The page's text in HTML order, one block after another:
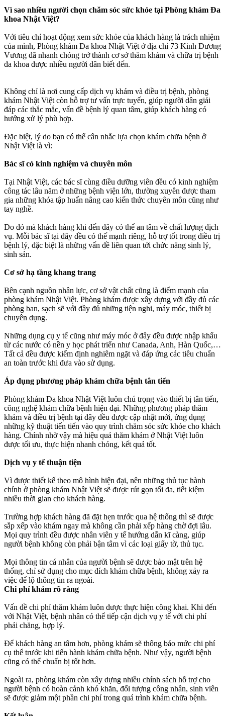
Vì sao nhiều người chọn chăm sóc sức khỏe tại Phòng khám Đa
khoa Nhật Việt?
Với tiêu chí hoạt động xem sức khỏe của khách hàng là trách nhiệm
của mình, Phòng khám Đa khoa Nhật Việt ở địa chỉ 73 Kinh Dương
Vương đã nhanh chóng trở thành cơ sở thăm khám và chữa trị bệnh
đa khoa được nhiều người dân biết đến.
Không chỉ là nơi cung cấp dịch vụ khám và điều trị bệnh, phòng
khám Nhật Việt còn hỗ trợ tư vấn trực tuyến, giúp người dân giải
đáp các thắc mắc, vấn đề bệnh lý quan tâm, giúp khách hàng có
hướng xử lý phù hợp.
Đặc biệt, lý do bạn có thể cân nhắc lựa chọn khám chữa bệnh ở
Nhật Việt là vì:
Bác sĩ có kinh nghiệm và chuyên môn
Tại Nhật Việt, các bác sĩ cùng điều dưỡng viên đều có kinh nghiệm
công tác lâu năm ở những bệnh viện lớn, thường xuyên được tham
gia những khóa tập huấn nâng cao kiến thức chuyên môn cũng như
tay nghề.
Do đó mà khách hàng khi đến đây có thể an tâm về chất lượng dịch
vụ. Mỗi bác sĩ tại đây đều có thế mạnh riêng, hỗ trợ tốt trong điều trị
bệnh lý, đặc biệt là những vấn đề liên quan tới chức năng sinh lý,
sinh sản.
Cơ sở hạ tầng khang trang
Bên cạnh nguồn nhân lực, cơ sở vật chất cũng là điểm mạnh của
phòng khám Nhật Việt. Phòng khám được xây dựng với đầy đủ các
phòng ban, sạch sẽ với đầy đủ những tiện nghi, máy móc, thiết bị
chuyên dụng.
Những dụng cụ y tế cũng như máy móc ở đây đều được nhập khẩu
từ các nước có nền y học phát triển như Canada, Anh, Hàn Quốc,…
Tất cả đều được kiểm định nghiêm ngặt và đáp ứng các tiêu chuẩn
an toàn trước khi đưa vào sử dụng.
Áp dụng phương pháp khám chữa bệnh tân tiến
Phòng khám Đa khoa Nhật Việt luôn chú trọng vào thiết bị tân tiến,
công nghệ khám chữa bệnh hiện đại. Những phương pháp thăm
khám và điều trị bệnh tại đây đều được cập nhật mới, ứng dụng
những kỹ thuật tiến tiến vào quy trình chăm sóc sức khỏe cho khách
hàng. Chính nhờ vậy mà hiệu quả thăm khám ở Nhật Việt luôn
được tối ưu, thực hiện nhanh chóng, kết quả tốt.
Dịch vụ y tế thuận tiện
Vì được thiết kế theo mô hình hiện đại, nên những thủ tục hành
chính ở phòng khám Nhật Việt sẽ được rút gọn tối đa, tiết kiệm
nhiều thời gian cho khách hàng.
Trường hợp khách hàng đã đặt hẹn trước qua hệ thống thì sẽ được
sắp xếp vào khám ngay mà không cần phải xếp hàng chờ đợi lâu.
Mọi quy trình đều được nhân viên y tế hướng dẫn kĩ càng, giúp
người bệnh không còn phải bận tâm vì các loại giấy tờ, thủ tục.
Mọi thông tin cá nhân của người bệnh sẽ được bảo mật trên hệ
thống, chỉ sử dụng cho mục đích khám chữa bệnh, không xảy ra
việc để lộ thông tin ra ngoài.
Chi phí khám rõ ràng
Vấn đề chi phí thăm khám luôn được thực hiện công khai. Khi đến
với Nhật Việt, bệnh nhân có thể tiếp cận dịch vụ y tế với chi phí
phải chăng, hợp lý.
Để khách hàng an tâm hơn, phòng khám sẽ thông báo mức chi phí
cụ thể trước khi tiến hành khám chữa bệnh. Như vậy, người bệnh
cũng có thể chuẩn bị tốt hơn.
Ngoài ra, phòng khám còn xây dựng nhiều chính sách hỗ trợ cho
người bệnh có hoàn cảnh khó khăn, đối tượng công nhân, sinh viên
sẽ được giảm một phần chi phí trong quá trình khám chữa bệnh.